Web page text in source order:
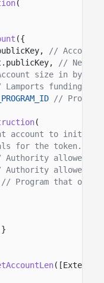
(
({
// Account
// New
size in bytes
Lamports funding
//
(
account to
for the token.
Authority allowed to
Authority allowed to
// Program that owns
}